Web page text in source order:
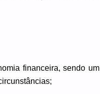
financeira, sendo um